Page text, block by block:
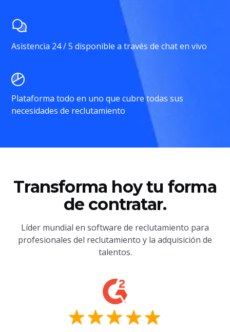
Asistencia 24 / 5 disponible a través de chat en vivo
Plataforma todo en uno que cubre todas sus
necesidades de reclutamiento
Transforma hoy tu forma
de contratar.
Líder mundial en software de reclutamiento para
profesionales del reclutamiento y la adquisición de
talentos.